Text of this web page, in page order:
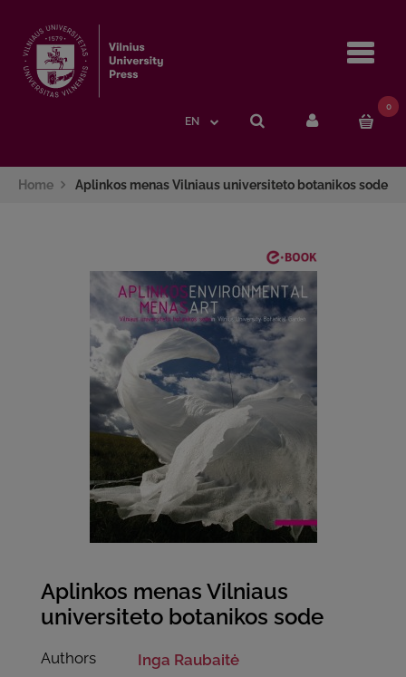
EN
0
Home Aplinkos menas Vilniaus universiteto botanikos sode
Aplinkos menas Vilniaus
universiteto botanikos sode
Authors
Inga Raubaitė